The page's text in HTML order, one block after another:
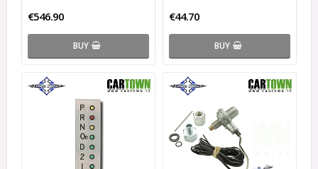
€546.90
BUY
€44.70
BUY